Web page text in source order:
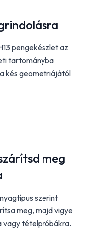
pengekészlet az
tartományba
kés geometriájától
meg
szerint
meg, majd vigye
vagy tételpróbákra.